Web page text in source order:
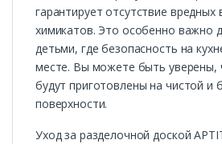
гарантирует отсутствие вредных
химикатов. Это особенно важно
детьми, где безопасность на
месте. Вы можете быть уверены,
будут приготовлены на чистой и
поверхности.
Уход за разделочной доской